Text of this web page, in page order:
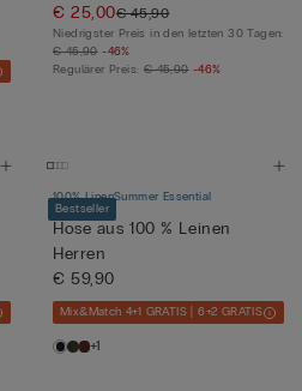
€ 25,00€ 45,90
Niedrigster Preis in den letzten 30 Tagen:
€ 45,90 -46%
Regulärer Preis: € 45,90 -46%
Bestseller
100% LinenSummer Essential
Hose aus 100 % Leinen
Herren
€ 59,90
Mix&Match 4+1 GRATIS | 6+2 GRATIS
+1